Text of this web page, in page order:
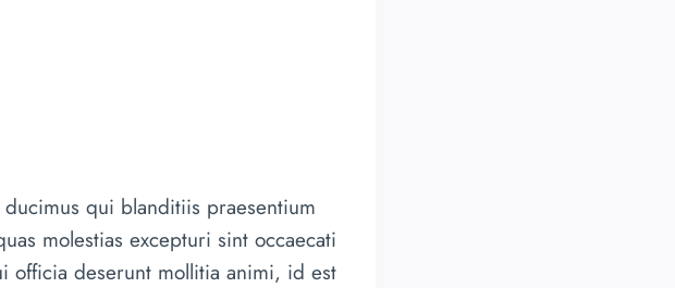
qui blanditiis praesentium
molestias excepturi sint occaecati
officia deserunt mollitia animi, id est